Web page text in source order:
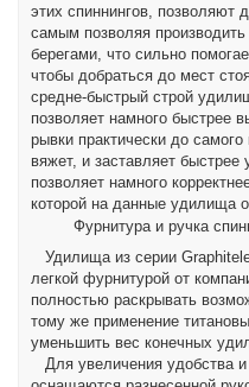
этих спиннингов, позволяют
самым позволяя
берегами, что сильно
чтобы добраться до мест
средне-быстрый строй
позволяет намного быстрее
рывки практически до
вяжет, и заставляет быстрее
позволяет намного
которой на данные удилища
Фурнитура и ручка
Удилища из серии
легкой фурнитурой от
полностью раскрывать
тому же применение
уменьшить вес конечных
Для увеличения удобства